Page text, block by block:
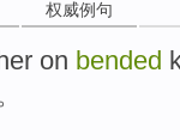
权威例句
on bended